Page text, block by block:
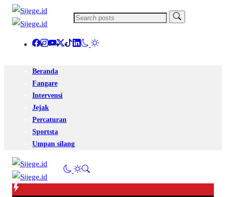
Beranda
Fangare
Intervensi
Jejak
Percaturan
Sportsta
Umpan silang